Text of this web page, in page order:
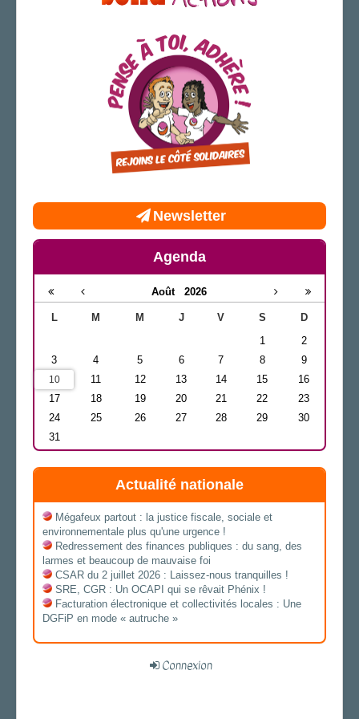
Newsletter
Agenda
Août 2026
L M M J V S
D
1
2
3
4 5 6 7 8 9
10 11 12 13 14 15
16
17
18 19 20 21 22
23
24
25 26 27 28 29
30
31
Actualité nationale
Mégafeux partout : la justice fiscale, sociale et
environnementale plus qu'une urgence !
Redressement des finances publiques : du sang, des
larmes et beaucoup de mauvaise foi
CSAR du 2 juillet 2026 : Laissez-nous tranquilles !
SRE, CGR : Un OCAPI qui se rêvait Phénix !
Facturation électronique et collectivités locales : Une
DGFiP en mode « autruche »
Connexion